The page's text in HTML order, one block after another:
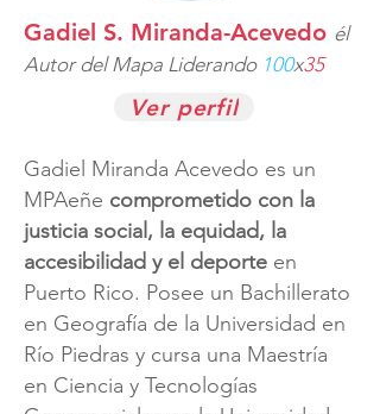
Gadiel S. Miranda-Acevedo él
Autor del Mapa Liderando 100x35
Ver perfil
Gadiel Miranda Acevedo es un
MPAeñe comprometido con la
justicia social, la equidad, la
accesibilidad y el deporte en
Puerto Rico. Posee un Bachillerato
en Geografía de la Universidad en
Río Piedras y cursa una Maestría
en Ciencia y Tecnologías